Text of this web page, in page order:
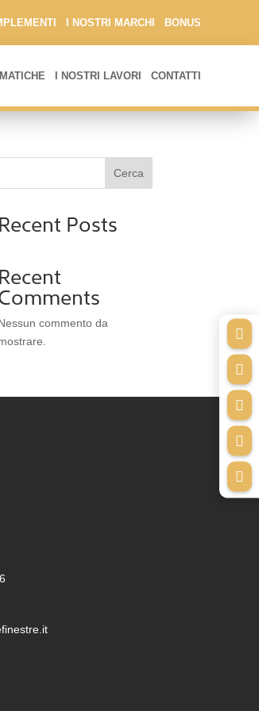
I NOSTRI MARCHI BONUS
I NOSTRI LAVORI CONTATTI
Cerca
Recent Posts
Recent
commento da




